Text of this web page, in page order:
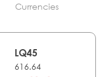
Currencies
LQ45
616.64